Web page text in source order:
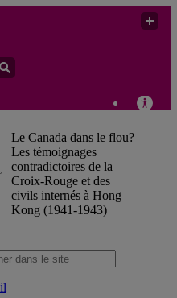
Le Canada dans le flou?
Les témoignages
contradictoires de la
Croix-Rouge et des
civils internés à Hong
Kong (1941-1943)